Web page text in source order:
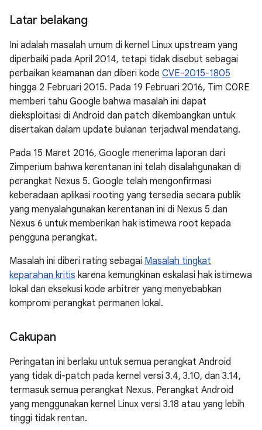
Latar belakang
Ini adalah masalah umum di kernel Linux upstream yang
diperbaiki pada April 2014, tetapi tidak disebut sebagai
perbaikan keamanan dan diberi kode CVE-2015-1805
hingga 2 Februari 2015. Pada 19 Februari 2016, Tim C0RE
memberi tahu Google bahwa masalah ini dapat
dieksploitasi di Android dan patch dikembangkan untuk
disertakan dalam update bulanan terjadwal mendatang.
Pada 15 Maret 2016, Google menerima laporan dari
Zimperium bahwa kerentanan ini telah disalahgunakan di
perangkat Nexus 5. Google telah mengonfirmasi
keberadaan aplikasi rooting yang tersedia secara publik
yang menyalahgunakan kerentanan ini di Nexus 5 dan
Nexus 6 untuk memberikan hak istimewa root kepada
pengguna perangkat.
Masalah ini diberi rating sebagai Masalah tingkat
keparahan kritis karena kemungkinan eskalasi hak istimewa
lokal dan eksekusi kode arbitrer yang menyebabkan
kompromi perangkat permanen lokal.
Cakupan
Peringatan ini berlaku untuk semua perangkat Android
yang tidak di-patch pada kernel versi 3.4, 3.10, dan 3.14,
termasuk semua perangkat Nexus. Perangkat Android
yang menggunakan kernel Linux versi 3.18 atau yang lebih
tinggi tidak rentan.